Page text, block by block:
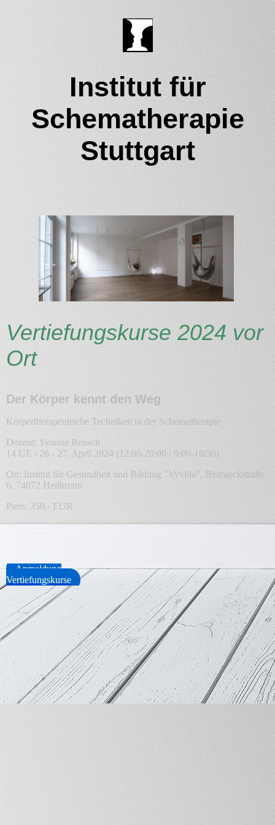
Institut für
Schematherapie
Stuttgart
Vertiefungskurse 2024 vor
Ort
Der Körper kennt den Weg
Körpertherapeutische Techniken in der Schematherapie
Dozent: Yvonne Reusch
14 UE / 26.- 27. April 2024 (12:00-20:00 / 9:00-16:30)
Ort: Institut für Gesundheit und Bildung "Vyvida", Bismarckstraße
6, 74072 Heilbronn
Preis: 350,- EUR
Anmeldung
Vertiefungskurse